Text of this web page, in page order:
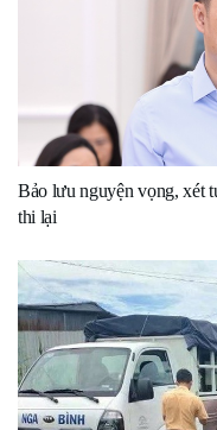
Bảo lưu nguyện vọng, xét
thi lại